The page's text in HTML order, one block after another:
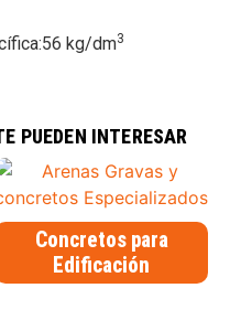
kg/dm3
PUEDEN INTERESAR
Concretos para
Edificación